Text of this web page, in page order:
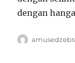
dengan
Author